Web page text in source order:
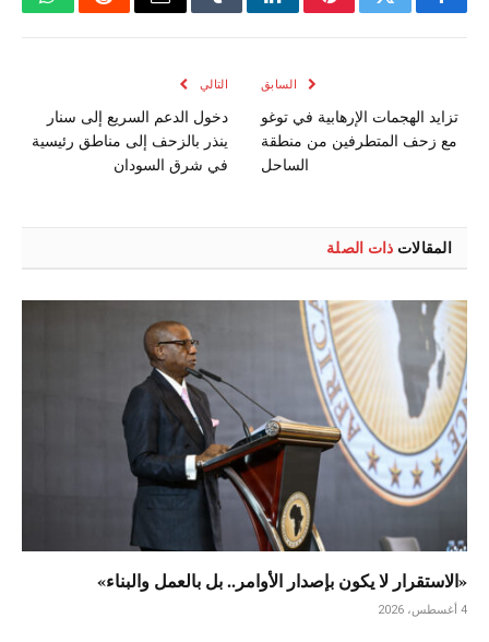
فيسبوكتويتر بينتيريستلينكدإنTumblrالبريد
رديت
السابق
تزايد الهجمات الإرهابية في توغو
مع زحف المتطرفين من منطقة
الساحل
التالي
دخول الدعم السريع إلى سنار
ينذر بالزحف إلى مناطق رئيسية
في شرق السودان
المقالات ذات الصلة
«الاستقرار لا يكون بإصدار الأوامر.. بل بالعمل والبناء»
4 أغسطس، 2026